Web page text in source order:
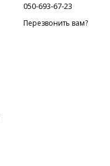
050-693-67-23
Перезвонить вам?